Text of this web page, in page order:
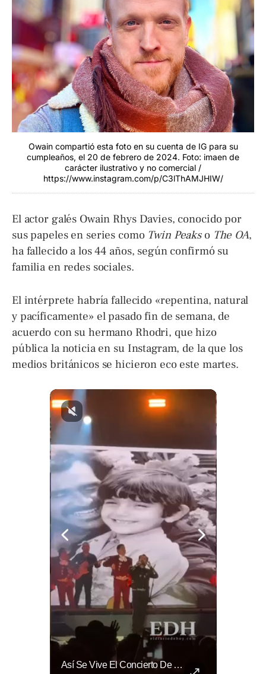
Owain compartió esta foto en su cuenta de IG para su
cumpleaños, el 20 de febrero de 2024. Foto: imaen de
carácter ilustrativo y no comercial /
https://www.instagram.com/p/C3lThAMJHIW/
El actor galés Owain Rhys Davies, conocido por
sus papeles en series como Twin Peakso The OA,
ha fallecido a los 44 años, según confirmó su
familia en redes sociales.
El intérprete habría fallecido «repentina, natural
y pacíficamente» el pasado fin de semana, de
acuerdo con su hermano Rhodri, que hizo
pública la noticia en su Instagram, de la que los
medios británicos se hicieron eco este martes.
Así Se Vive El Concierto De Alejandro Fernández En El Salvador.